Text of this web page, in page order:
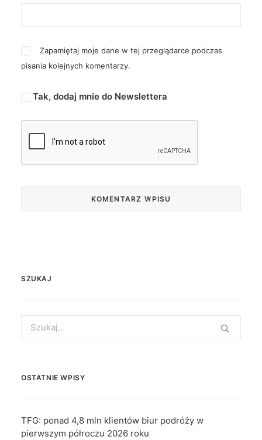
Zapamiętaj moje dane w tej przeglądarce podczas
pisania kolejnych komentarzy.
Tak, dodaj mnie do Newslettera
SZUKAJ
for:
OSTATNIE WPISY
TFG: ponad 4,8 mln klientów biur podróży w
pierwszym półroczu 2026 roku